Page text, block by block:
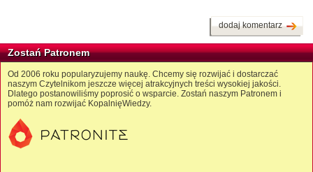
dodaj komentarz
Zostań Patronem
Od 2006 roku popularyzujemy naukę. Chcemy się rozwijać i dostarczać
naszym Czytelnikom jeszcze więcej atrakcyjnych treści wysokiej jakości.
Dlatego postanowiliśmy poprosić o wsparcie. Zostań naszym Patronem i
pomóż nam rozwijać KopalnięWiedzy.